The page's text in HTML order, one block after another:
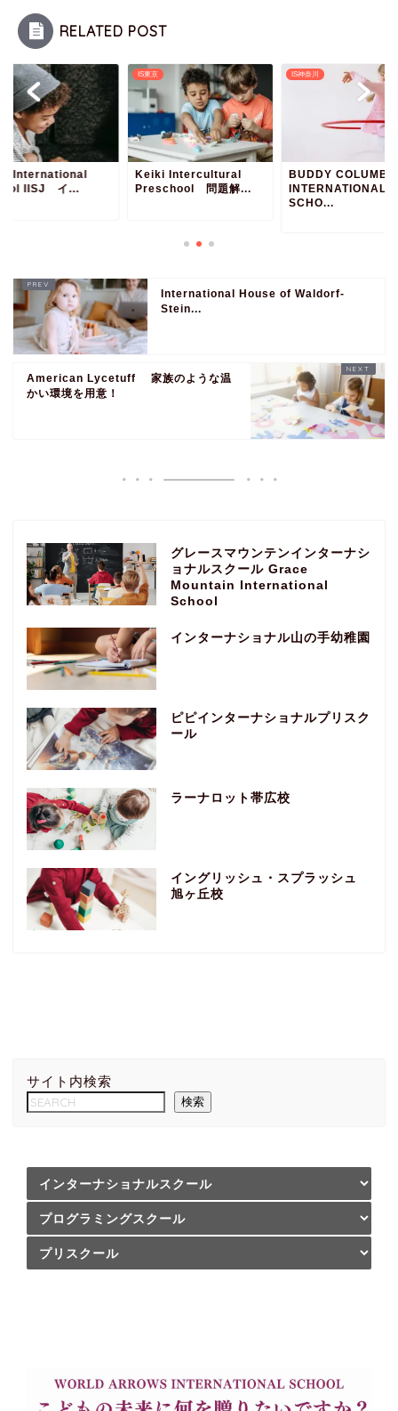
RELATED POST
International
IISJ イ...
IS東京
Keiki Intercultural
Preschool 問題解...
IS神奈川
BUDDY
INTERNATIONAL
SCHO...
International House of Waldorf-
Stein...
American Lycetuff 家族のような温
かい環境を用意！
グレースマウンテンインターナシ
ョナルスクール Grace
Mountain International
School
インターナショナル山の手幼稚園
ピピインターナショナルプリスク
ール
ラーナロット帯広校
イングリッシュ・スプラッシュ
旭ヶ丘校
サイト内検索
検索